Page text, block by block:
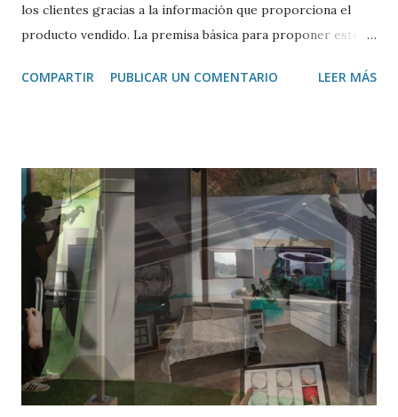
los clientes gracias a la información que proporciona el
producto vendido. La premisa básica para proponer este
proporcione datos sobre su funcionamiento y estos
Podcast sobre Industria 4.0 ofrecemos diferentes ejemplos
de servitización.
COMPARTIR PUBLICAR UN COMENTARIO LEER MÁS